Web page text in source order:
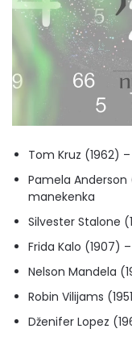
Tom Kruz (1962)
Pamela
manekenka
Silvester Stalone
Frida Kalo (1907)
Nelson Mandela
Robin Vilijams
Dženifer Lopez